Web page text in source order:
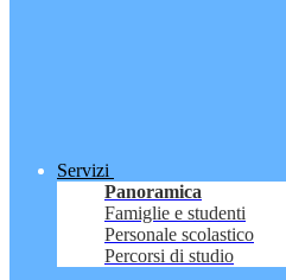
Servizi
Panoramica
Famiglie e studenti
Personale scolastico
Percorsi di studio